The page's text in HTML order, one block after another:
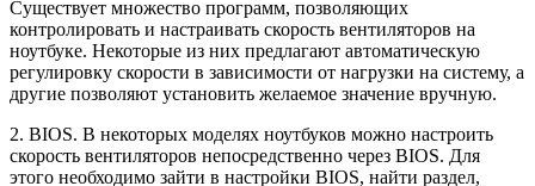
Существует множество программ, позволяющих
контролировать и настраивать скорость вентиляторов на
ноутбуке. Некоторые из них предлагают автоматическую
регулировку скорости в зависимости от нагрузки на систему, а
другие позволяют установить желаемое значение вручную.
2. BIOS. В некоторых моделях ноутбуков можно настроить
скорость вентиляторов непосредственно через BIOS. Для
этого необходимо зайти в настройки BIOS, найти раздел,